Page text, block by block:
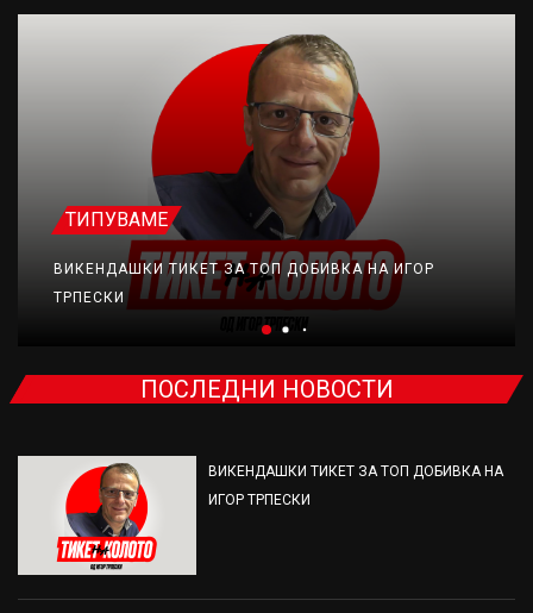
ТИПУВАМЕ
ВИКЕНДАШКИ ТИКЕТ ЗА ТОП ДОБИВКА НА ИГОР
ТРПЕСКИ
ПОСЛЕДНИ НОВОСТИ
ВИКЕНДАШКИ ТИКЕТ ЗА ТОП ДОБИВКА НА
ИГОР ТРПЕСКИ